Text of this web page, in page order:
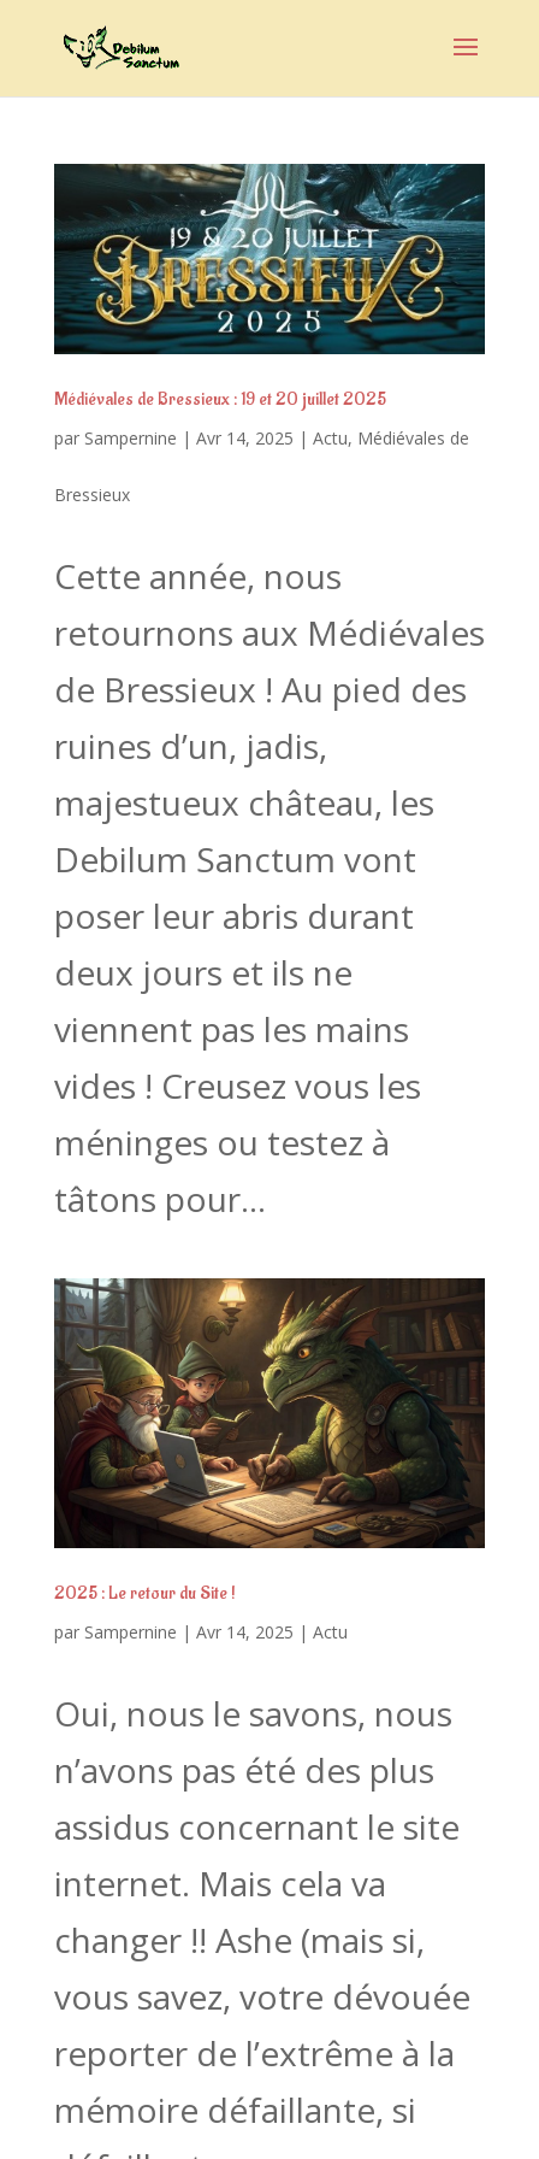
Médiévales de Bressieux : 19 et 20 juillet 2025
par Sampernine | Avr 14, 2025 | Actu, Médiévales de
Bressieux
Cette année, nous
retournons aux Médiévales
de Bressieux ! Au pied des
ruines d’un, jadis,
majestueux château, les
Debilum Sanctum vont
poser leur abris durant
deux jours et ils ne
viennent pas les mains
vides ! Creusez vous les
méninges ou testez à
tâtons pour...
2025 : Le retour du Site !
par Sampernine | Avr 14, 2025 | Actu
Oui, nous le savons, nous
n’avons pas été des plus
assidus concernant le site
internet. Mais cela va
changer !! Ashe (mais si,
vous savez, votre dévouée
reporter de l’extrême à la
mémoire défaillante, si